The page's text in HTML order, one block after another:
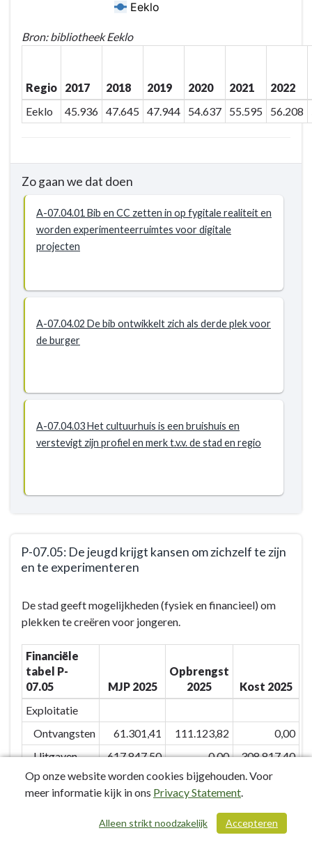
Bron: bibliotheek Eeklo
Regio 2017 2018 2019 2020 2021 2022
Eeklo
45.936 47.645 47.944 54.637 55.595 56.208
Zo gaan we dat doen
A-07.04.01 Bib en CC zetten in op fygitale realiteit en
worden experimenteerruimtes voor digitale
projecten
A-07.04.02 De bib ontwikkelt zich als derde plek voor
de burger
A-07.04.03 Het cultuurhuis is een bruishuis en
verstevigt zijn profiel en merk t.v.v. de stad en regio
P-07.05: De jeugd krijgt kansen om zichzelf te zijn
en te experimenteren
naar
navigatie
BD-
Door
inzetten
van
kwaliteitsvolle
vrijetijdsvoorzieningen
De stad geeft mogelijkheden (fysiek en financieel) om
plekken te creëren voor jongeren.
Financiële
tabel P-
07.05
MJP 2025
Opbrengst
2025
Kost 2025
Exploitatie
Ontvangsten
61.301,41 111.123,82
0,00
Uitgaven
617.847,50 0,00
308.817,40
Totaal
Exploitatie
-556.546,09 111.123,82 -308.817,40
/ 256
Op onze website worden cookies bijgehouden. Voor
meer informatie kijk in ons Privacy Statement.
Accepteren
Alleen strikt noodzakelijk